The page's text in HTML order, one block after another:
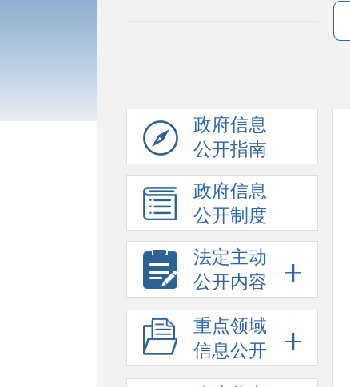
政府信息
公开指南
政府信息
公开制度
法定主动
公开内容
重点领域
信息公开